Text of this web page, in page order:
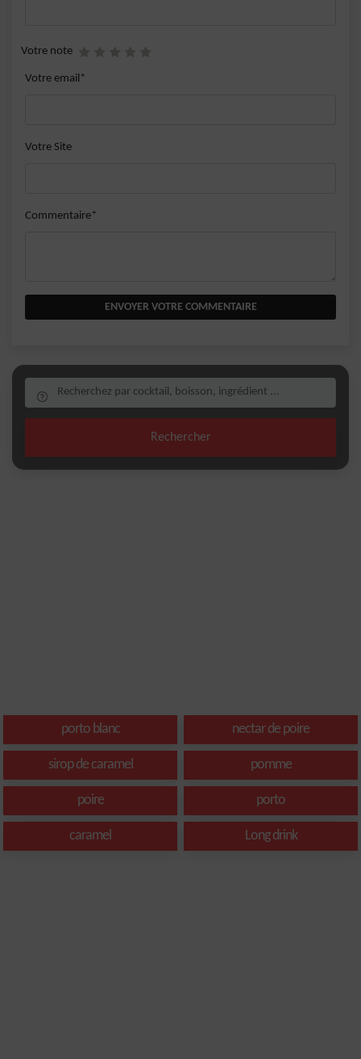
Votre note
Votre email*
Votre Site
Commentaire*
ENVOYER VOTRE COMMENTAIRE
Rechercher
porto blanc nectar de poire
sirop de caramel pomme
poire porto
caramel Long drink